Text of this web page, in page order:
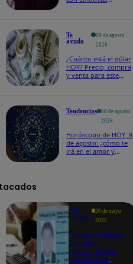
Te
ayudo
08 de agosto
2026
¿Cuánto está el dólar
HOY? Precio, compra
y venta para este
Tendencias
08 de agosto
2026
Horóscopo de HOY, 8
de agosto: ¿cómo te
irá en el amor y
Te
ayudo
26 de mayo
2025
Revisa si tienes
deudas
consultando
con tu DNI: